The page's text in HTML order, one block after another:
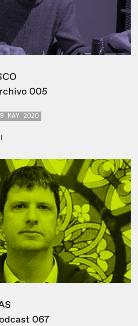
005
MAY 2020
067